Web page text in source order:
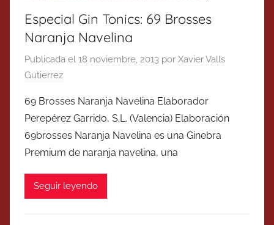
Especial Gin Tonics: 69 Brosses
Naranja Navelina
Publicada el 18 noviembre, 2013 por Xavier Valls
Gutierrez
69 Brosses Naranja Navelina Elaborador
Perepérez Garrido, S.L. (Valencia) Elaboración
69brosses Naranja Navelina es una Ginebra
Premium de naranja navelina, una
Seguir leyendo